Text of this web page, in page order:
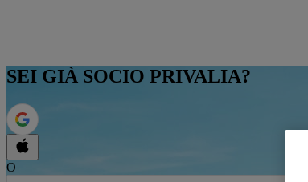
SEI GIÀ SOCIO PRIVALIA?
O